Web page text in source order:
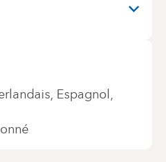
Espagnol